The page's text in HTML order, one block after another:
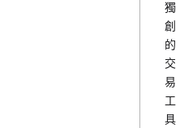
獨
創
的
交
易
工
具